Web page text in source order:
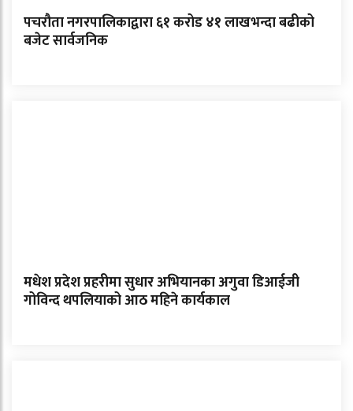
पचरौता नगरपालिकाद्वारा ६१ करोड ४१ लाखभन्दा बढीको
बजेट सार्वजनिक
मधेश प्रदेश प्रहरीमा सुधार अभियानका अगुवा डिआईजी
गोविन्द थपलियाको आठ महिने कार्यकाल